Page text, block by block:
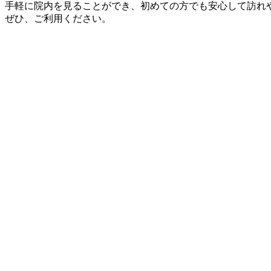
手軽に院内を見ることができ、初めての方でも安心して訪れ
ぜひ、ご利用ください。